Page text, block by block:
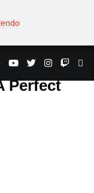
Perfect